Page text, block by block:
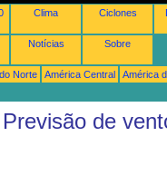
Clima Ciclones
Notícias Sobre
Norte América Central
América
de